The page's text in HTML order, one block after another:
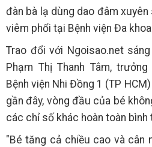
đàn bà lạ dùng dao đâm
viêm phổi tại Bệnh viện Đa
Trao đổi với Ngoisao.net
Phạm Thị Thanh Tâm,
Bệnh viện Nhi Đồng 1 (TP
gần đây, vòng đầu của bé
các chỉ số khác hoàn toàn bình
"Bé tăng cả chiều cao và cân